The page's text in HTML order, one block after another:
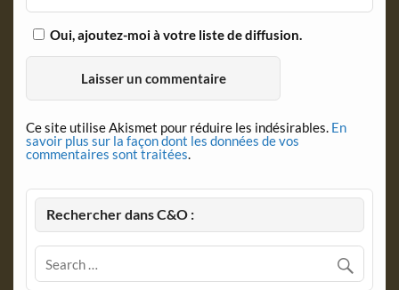
Oui, ajoutez-moi à votre liste de diffusion.
Ce site utilise Akismet pour réduire les indésirables. En
savoir plus sur la façon dont les données de vos
commentaires sont traitées.
Rechercher dans C&O :